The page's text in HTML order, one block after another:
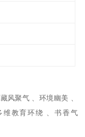
风聚气 、环境幽美 、
维教育环绕 、书香气